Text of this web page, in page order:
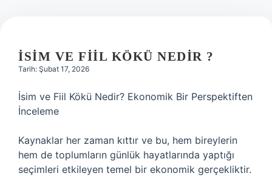
Hakkımızda
İSIM VE FIIL KÖKÜ NEDIR ?
Tarih: Şubat 17, 2026
İsim ve Fiil Kökü Nedir? Ekonomik Bir Perspektiften
İnceleme
Kaynaklar her zaman kıttır ve bu, hem bireylerin
hem de toplumların günlük hayatlarında yaptığı
seçimleri etkileyen temel bir ekonomik gerçekliktir.